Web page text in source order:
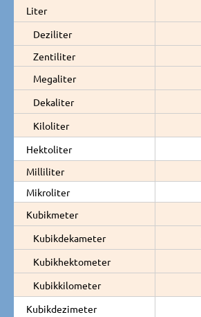
Liter
Deziliter
Zentiliter
Megaliter
Dekaliter
Kiloliter
Hektoliter
Milliliter
Mikroliter
Kubikmeter
Kubikdekameter
Kubikhektometer
Kubikkilometer
Kubikdezimeter